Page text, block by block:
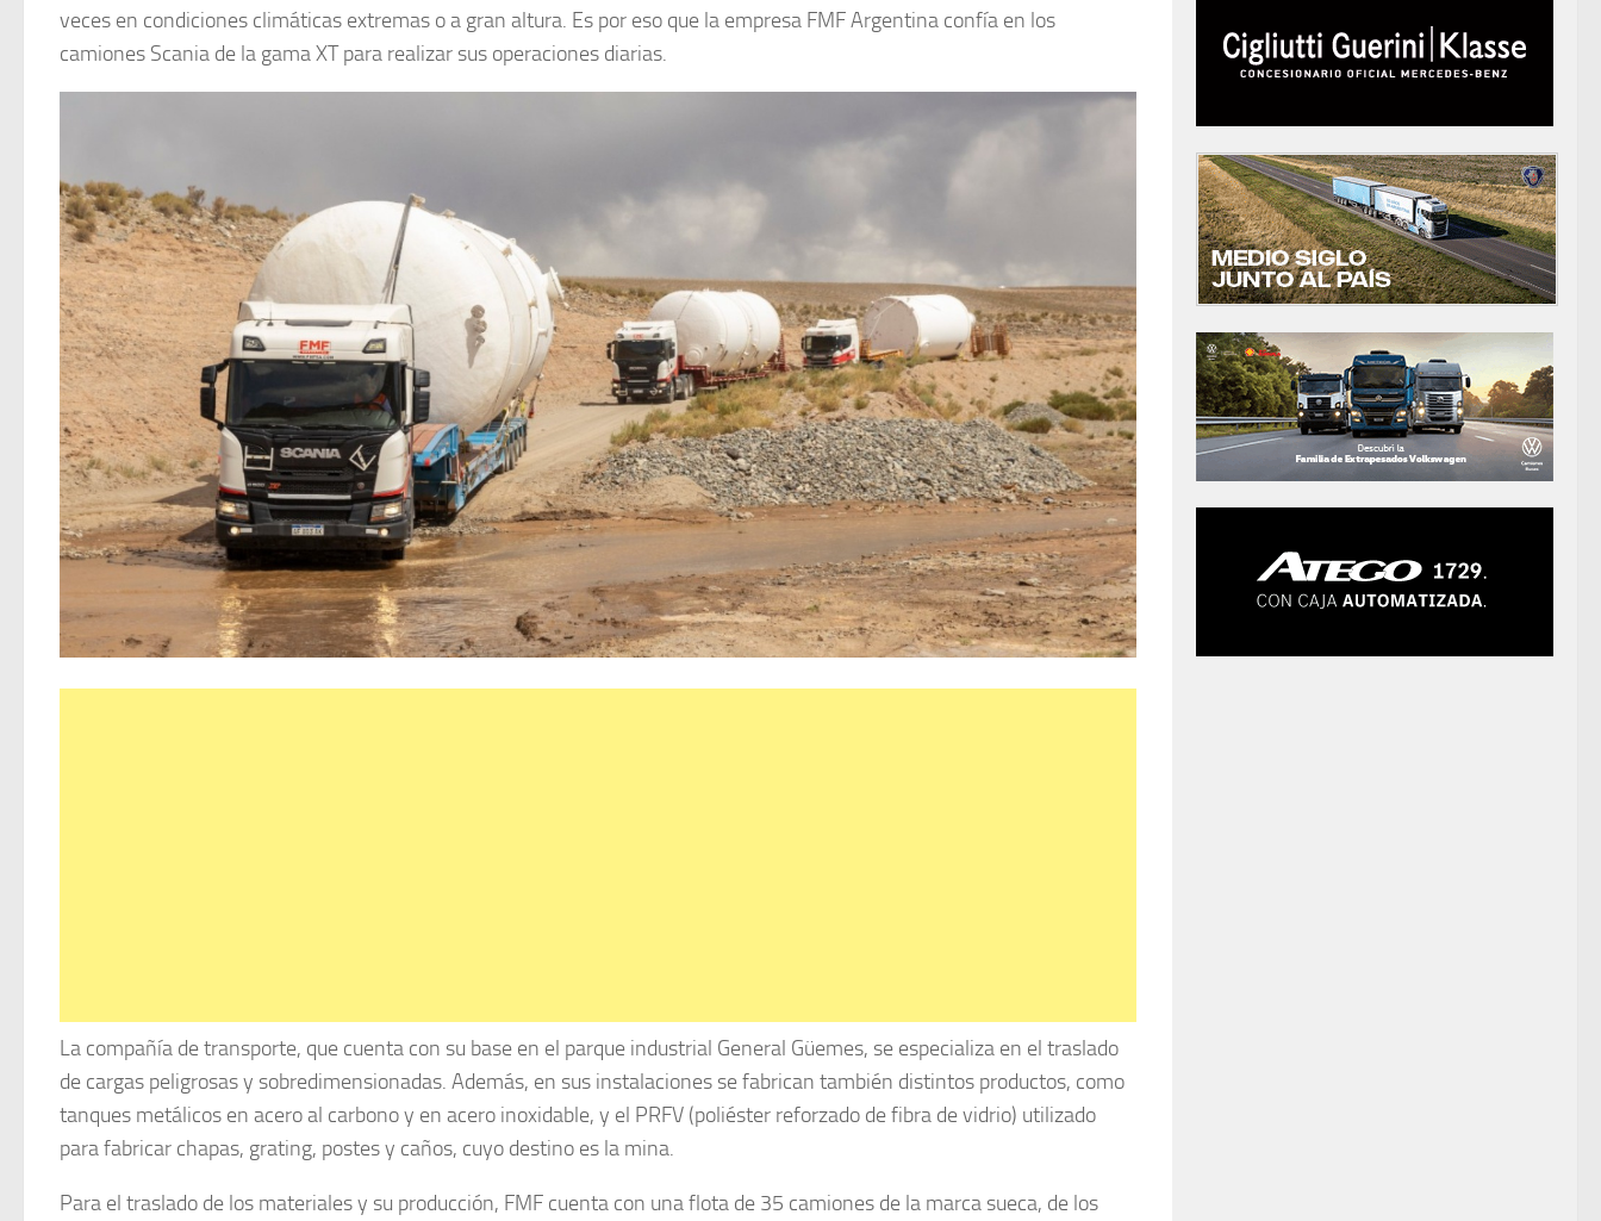
veces en condiciones climáticas extremas o a gran altura. Es por eso que la empresa FMF Argentina confía en los
camiones Scania de la gama XT para realizar sus operaciones diarias.
La compañía de transporte, que cuenta con su base en el parque industrial General Güemes, se especializa en el traslado
de cargas peligrosas y sobredimensionadas. Además, en sus instalaciones se fabrican también distintos productos, como
tanques metálicos en acero al carbono y en acero inoxidable, y el PRFV (poliéster reforzado de fibra de vidrio) utilizado
para fabricar chapas, grating, postes y caños, cuyo destino es la mina.
Para el traslado de los materiales y su producción, FMF cuenta con una flota de 35 camiones de la marca sueca, de los